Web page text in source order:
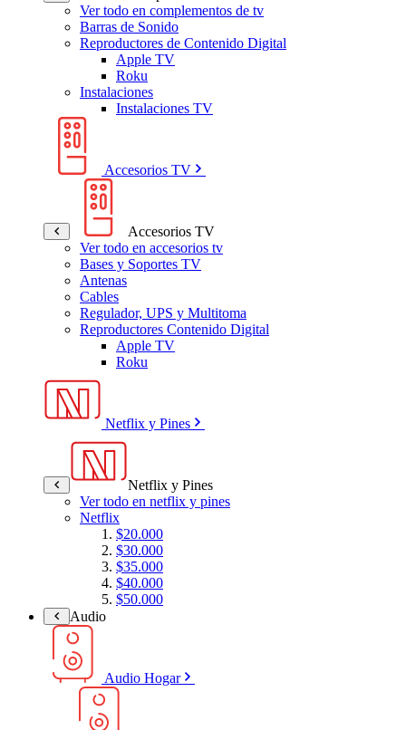
Ver todo en complementos de tv
Barras de Sonido
Reproductores de Contenido Digital
Apple TV
Roku
Instalaciones
Instalaciones TV
Accesorios TV
Accesorios TV
Ver todo en accesorios tv
Bases y Soportes TV
Antenas
Cables
Regulador, UPS y Multitoma
Reproductores Contenido Digital
Apple TV
Roku
Netflix y Pines
Netflix y Pines
Ver todo en netflix y pines
Netflix
$20.000
$30.000
$35.000
$40.000
$50.000
Audio
Audio Hogar